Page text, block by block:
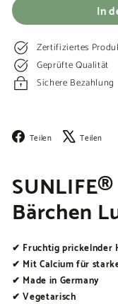
In
Zertifiziertes
Geprüfte Qualität
Sichere Bezahlung
Teilen Facebook
Teilen
Bärchen
✔ Fruchtig prickelnder
✔ Mit Calcium für
✔ Made in Germany
✔ Vegetarisch